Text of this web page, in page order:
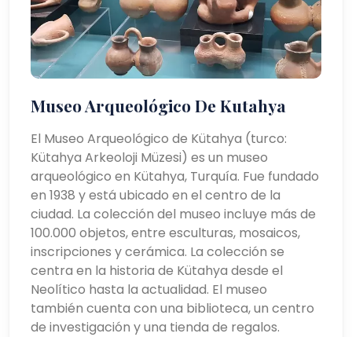
Museo Arqueológico De Kutahya
El Museo Arqueológico de Kütahya (turco:
Kütahya Arkeoloji Müzesi) es un museo
arqueológico en Kütahya, Turquía. Fue fundado
en 1938 y está ubicado en el centro de la
ciudad. La colección del museo incluye más de
100.000 objetos, entre esculturas, mosaicos,
inscripciones y cerámica. La colección se
centra en la historia de Kütahya desde el
Neolítico hasta la actualidad. El museo
también cuenta con una biblioteca, un centro
de investigación y una tienda de regalos.